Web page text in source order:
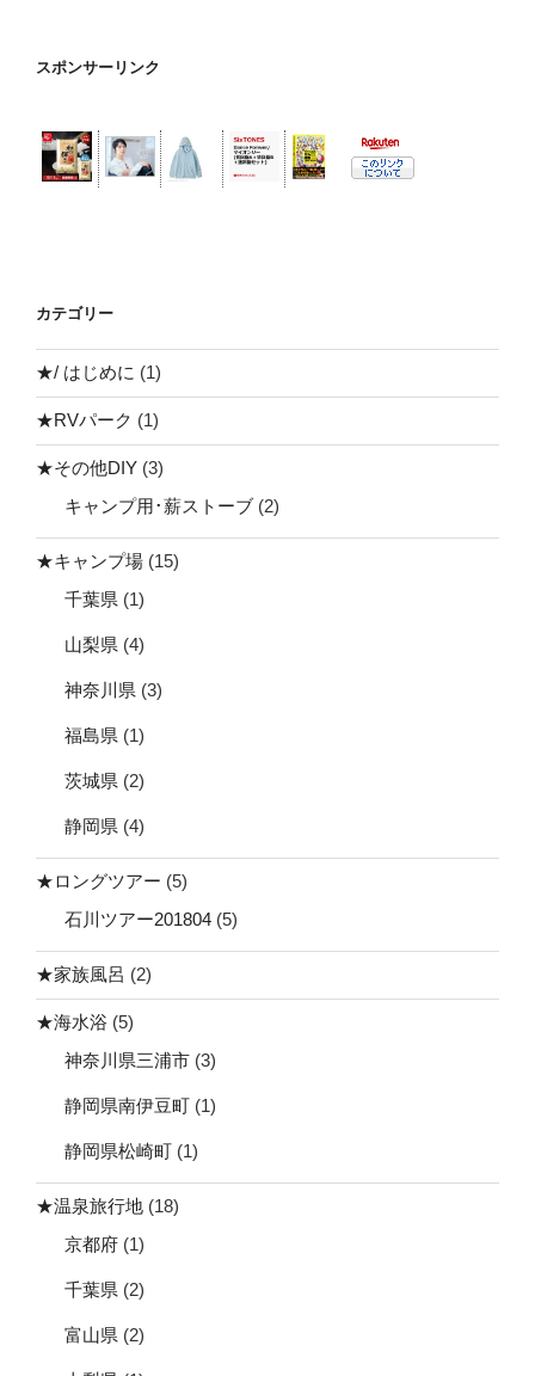
スポンサーリンク
カテゴリー
★/ はじめに (1)
★RVパーク (1)
★その他DIY (3)
キャンプ用･薪ストーブ (2)
★キャンプ場 (15)
千葉県 (1)
山梨県 (4)
神奈川県 (3)
福島県 (1)
茨城県 (2)
静岡県 (4)
★ロングツアー (5)
石川ツアー201804 (5)
★家族風呂 (2)
★海水浴 (5)
神奈川県三浦市 (3)
静岡県南伊豆町 (1)
静岡県松崎町 (1)
★温泉旅行地 (18)
京都府 (1)
千葉県 (2)
富山県 (2)